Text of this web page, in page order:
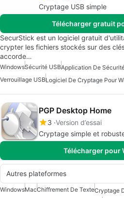
Cryptage USB simple
Télécharger gratuit
SecurStick est un logiciel gratuit
crypter les fichiers stockés sur des
accorde…
WindowsSécurité USB
Verrouillage USBLogiciel De Cryptage Pour
PGP Desktop Home
3 Version d’essai
Cryptage simple et
Télécharger pour
Autres plateformes
WindowsMacChiffrement De TexteCryptage